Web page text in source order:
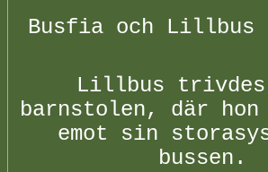
Busfia och Lillbus
Lillbus
barnstolen, där
emot sin
bussen.